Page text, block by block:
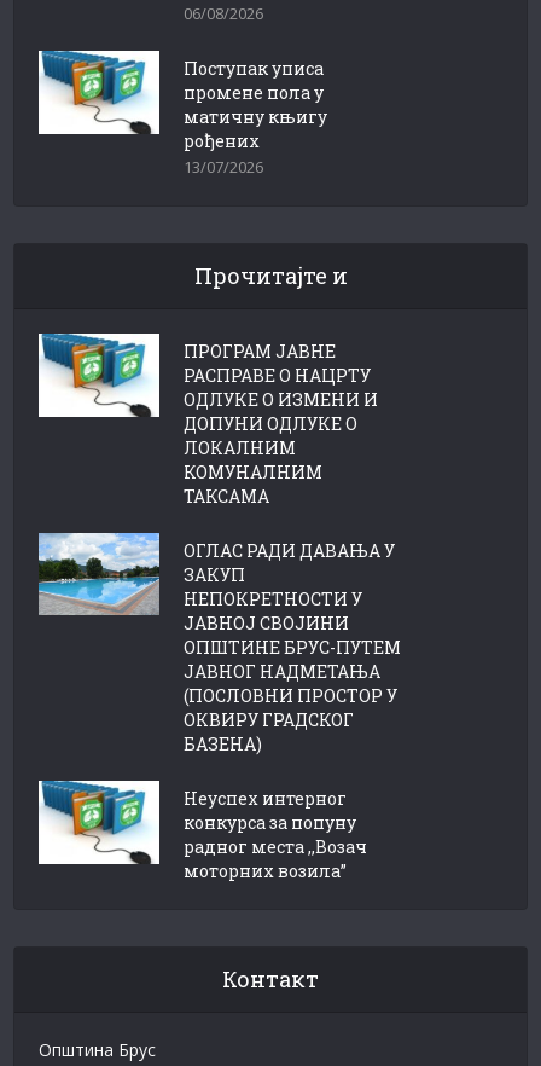
06/08/2026
Поступак уписа
промене пола у
матичну књигу
рођених
13/07/2026
Прочитајте и
ПРОГРАМ ЈАВНЕ
РАСПРАВЕ О НАЦРТУ
ОДЛУКЕ О ИЗМЕНИ И
ДОПУНИ ОДЛУКЕ О
ЛОКАЛНИМ
КОМУНАЛНИМ
ТАКСАМА
ОГЛАС РАДИ ДАВАЊА У
ЗАКУП
НЕПОКРЕТНОСТИ У
ЈАВНОЈ СВОЈИНИ
ОПШТИНЕ БРУС-ПУТЕМ
ЈАВНОГ НАДМЕТАЊА
(ПОСЛОВНИ ПРОСТОР У
ОКВИРУ ГРАДСКОГ
БАЗЕНА)
Неуспех интерног
конкурса за попуну
радног места ,,Возач
моторних возила”
Контакт
Општина Брус